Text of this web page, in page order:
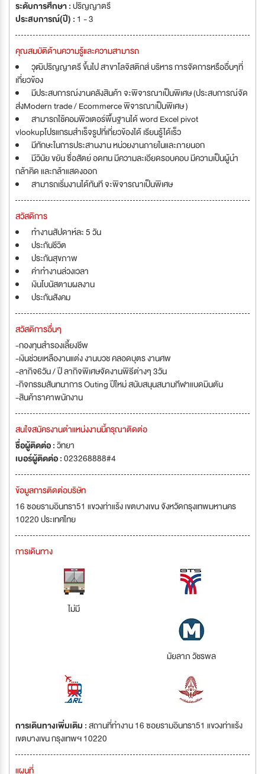
ระดับการศึกษา :ปริญญาตรี
ประสบการณ์(ปี) : 1 - 3
คุณสมบัติด้านความรู้และความสามารถ
วุฒิปริญญาตรี ขึ้นไป สาขาโลจิสติกส์ บริหาร การจัดการหรืออื่นๆที่
เกี่ยวข้อง
มีประสบการณ์งานคลังสินค้า จะพิจารณาเป็นพิเศษ (ประสบการณ์จัด
ส่งModern trade / Ecommerce พิจารณาเป็นพิเศษ )
สามารถใช้คอมพิวเตอร์พื้นฐานได้ word Excel pivot
vlookupโปรแกรมสำเร็จรูปที่เกี่ยวข้องได้ เรียนรู้ได้เร็ว
มีทักษะในการประสานงาน หน่วยงานภายในและภายนอก
มีวินัย ขยัน ซื่อสัตย์ อดทน มีความละเอียดรอบคอบ มีความเป็นผู้นำ
กล้าคิด และกล้าแสดงออก
สามารถเริ่มงานได้ทันที จะพิจารณาเป็นพิเศษ
สวัสดิการ
ทำงานสัปดาห์ละ 5 วัน
ประกันชีวิต
ประกันสุขภาพ
ค่าทำงานล่วงเวลา
เงินโบนัสตามผลงาน
ประกันสังคม
สวัสดิการอื่นๆ
-กองทุนสำรองเลี้ยงชีพ
-เงินช่วยเหลืองานแต่ง งานบวช คลอดบุตร งานศพ
-ลากิจ6วัน / ปี ลากิจพิเศษจัดงานพิธีต่างๆ 3วัน
-กิจกรรมสันทนาการ Outing ปีใหม่ สนับสนุนสนามกีฬาแบดมินตัน
-สินค้าราคาพนักงาน
สนใจสมัครงานตำแหน่งงานนี้กรุณาติดต่อ
ชื่อผู้ติดต่อ :วิทยา
เบอร์ผู้ติดต่อ :023268888#4
ข้อมูลการติดต่อบริษัท
16 ซอยรามอินทรา51 แขวงท่าแร้ง เขตบางเขน จังหวัดกรุงเทพมหานคร
10220 ประเทศไทย
การเดินทาง
ไม่มี
มัยลาภ วัชรพล
การเดินทางเพิ่มเติม :สถานที่ทำงาน 16 ซอยรามอินทรา51 แขวงท่าแร้ง
เขตบางเขน กรุงเทพฯ 10220
แผนที่